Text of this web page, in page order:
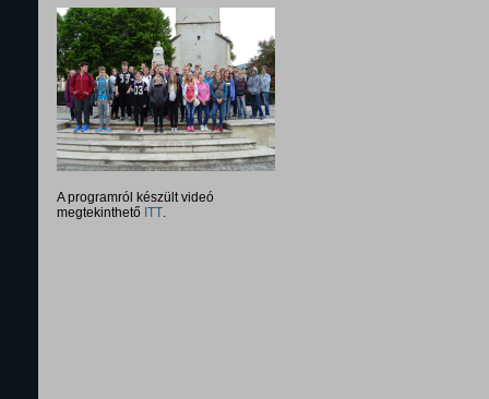
A programról készült videó
megtekinthető ITT.